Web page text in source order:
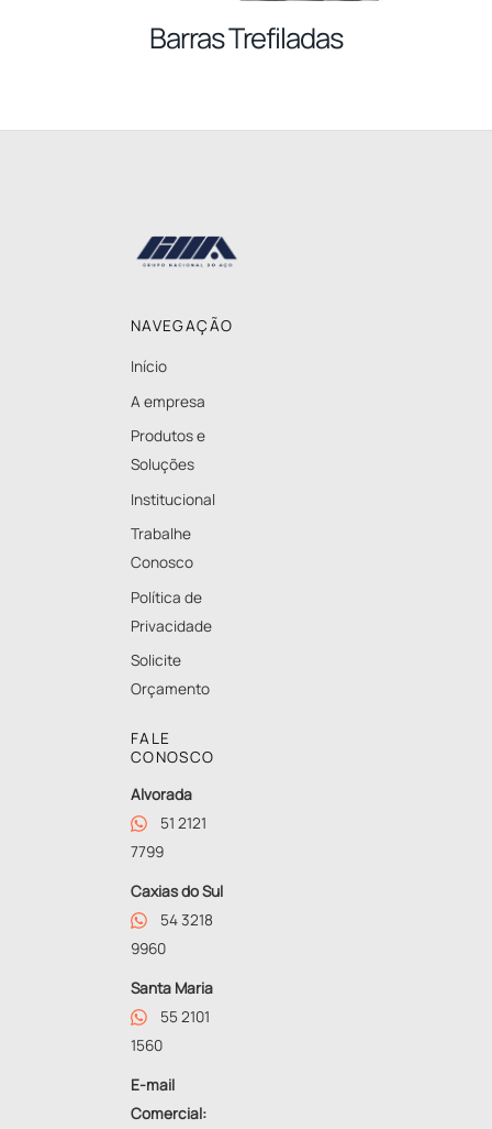
Barras Trefiladas
NAVEGAÇÃO
Início
A empresa
Produtos e
Soluções
Institucional
Trabalhe
Conosco
Política de
Privacidade
Solicite
Orçamento
FALE
CONOSCO
Alvorada
51 2121
7799
Caxias do Sul
54 3218
9960
Santa Maria
55 2101
1560
E-mail
Comercial: